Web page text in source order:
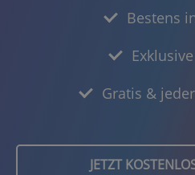
Bestens
Gratis &
JETZT